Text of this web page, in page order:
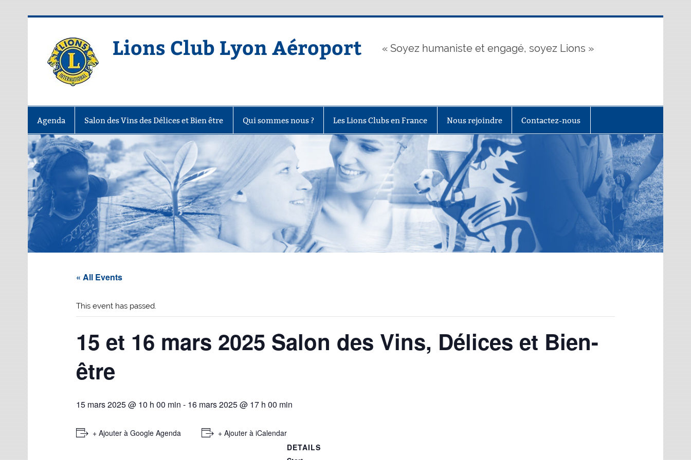
Lions Club Lyon Aéroport « Soyez humaniste et engagé, soyez Lions »
Agenda Salon des Vins des Délices et Bien être Qui sommes nous ? Les Lions Clubs en France Nous rejoindre Contactez-nous
« All Events
This event has passed.
15 et 16 mars 2025 Salon des Vins, Délices et Bien-
être
15 mars 2025 @ 10 h 00 min - 16 mars 2025 @ 17 h 00 min
+ Ajouter à Google Agenda
+ Ajouter à iCalendar
DETAILS